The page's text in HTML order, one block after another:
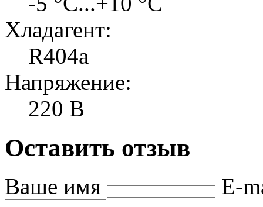
Хладагент:
R404а
Напряжение:
220 В
Оставить отзыв
Ваше имя E-